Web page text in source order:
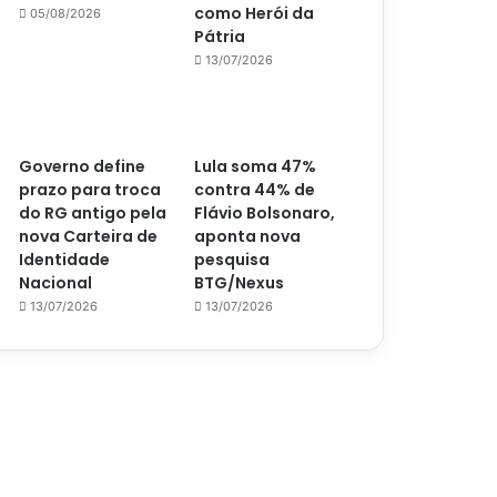
05/08/2026
como Herói da
Pátria
13/07/2026
Governo define
prazo para troca
do RG antigo pela
nova Carteira de
Identidade
Nacional
13/07/2026
Lula soma 47%
contra 44% de
Flávio Bolsonaro,
aponta nova
pesquisa
BTG/Nexus
13/07/2026